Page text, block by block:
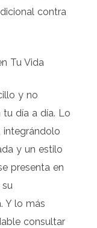
contra
Tu Vida
y no
día a día. Lo
integrándolo
y un estilo
presenta en
Y lo más
consultar